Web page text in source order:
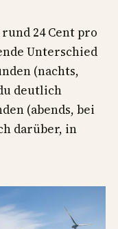
24 Cent pro
Unterschied
(nachts,
deutlich
(abends, bei
darüber, in